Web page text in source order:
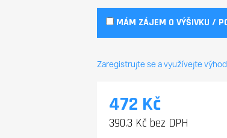
MÁM ZÁJEM O VÝŠIVKU /
Zaregistrujte se a využívejte
472 Kč
390.3 Kč bez DPH